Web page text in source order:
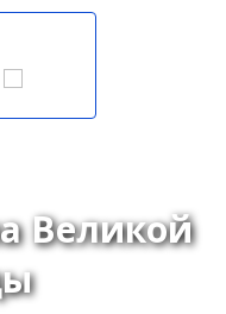
Великой